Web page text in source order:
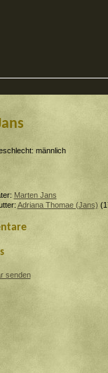
männlich
Marten Jans
Adriana Thomae (Jans)
senden